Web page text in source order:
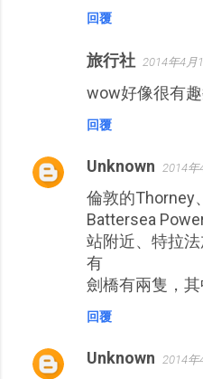
回覆
旅行社 2014年4月
wow好像很有
回覆
Unknown 2014年
倫敦的Thorney
Battersea
站附近、特拉
有
劍橋有兩隻，
回覆
Unknown 2014年